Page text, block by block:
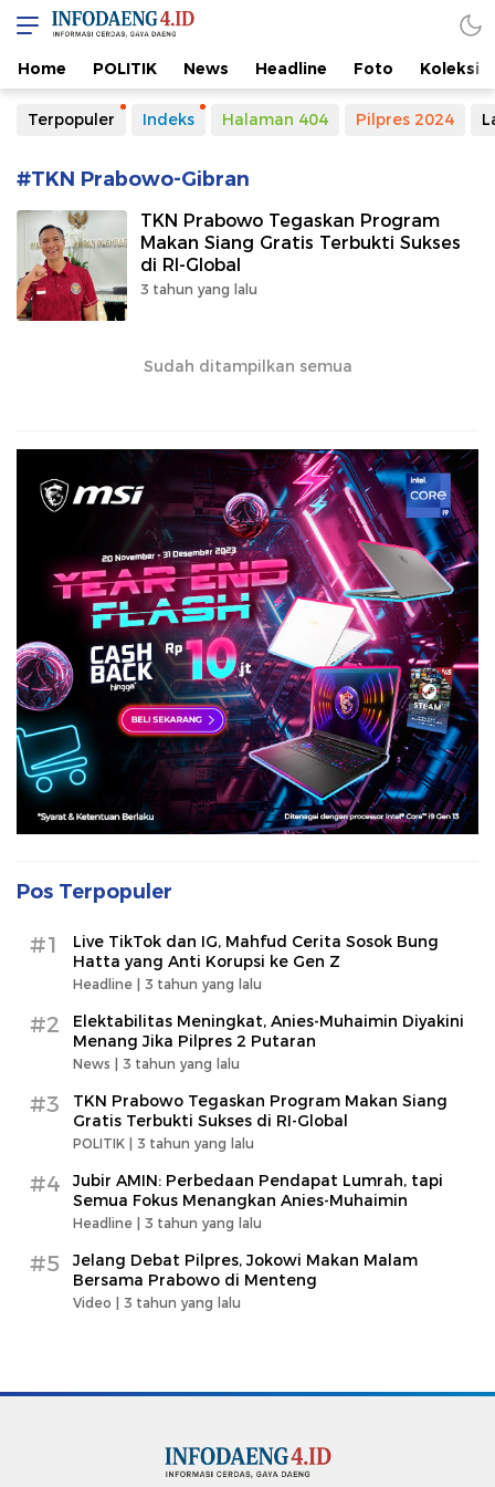
Home POLITIK News Headline Foto Koleksi
Terpopuler Indeks Halaman 404 Pilpres 2024
#TKN Prabowo-Gibran
TKN Prabowo Tegaskan Program
Makan Siang Gratis Terbukti Sukses
di RI-Global
3 tahun yang lalu
Sudah ditampilkan semua
Pos Terpopuler
#1
Live TikTok dan IG, Mahfud Cerita Sosok Bung
Hatta yang Anti Korupsi ke Gen Z
Headline | 3 tahun yang lalu
#2
Elektabilitas Meningkat, Anies-Muhaimin Diyakini
Menang Jika Pilpres 2 Putaran
News | 3 tahun yang lalu
#3
TKN Prabowo Tegaskan Program Makan Siang
Gratis Terbukti Sukses di RI-Global
POLITIK | 3 tahun yang lalu
#4
Jubir AMIN: Perbedaan Pendapat Lumrah, tapi
Semua Fokus Menangkan Anies-Muhaimin
Headline | 3 tahun yang lalu
#5
Jelang Debat Pilpres, Jokowi Makan Malam
Bersama Prabowo di Menteng
Video | 3 tahun yang lalu